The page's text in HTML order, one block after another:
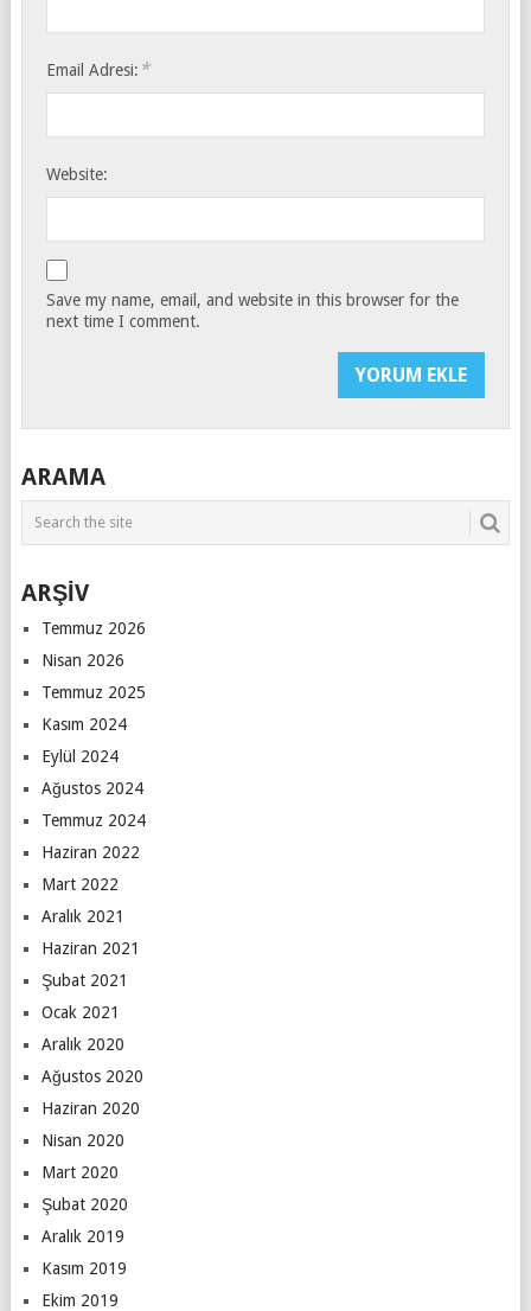
Email Adresi: *
Website:
Save my name, email, and website in this browser for the
next time I comment.
ARAMA
ARŞİV
Temmuz 2026
Nisan 2026
Temmuz 2025
Kasım 2024
Eylül 2024
Ağustos 2024
Temmuz 2024
Haziran 2022
Mart 2022
Aralık 2021
Haziran 2021
Şubat 2021
Ocak 2021
Aralık 2020
Ağustos 2020
Haziran 2020
Nisan 2020
Mart 2020
Şubat 2020
Aralık 2019
Kasım 2019
Ekim 2019